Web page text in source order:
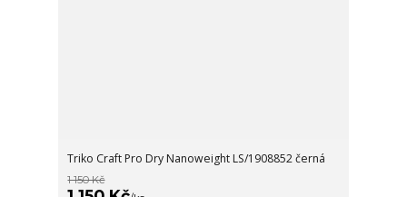
Triko Craft Pro Dry Nanoweight LS/1908852 černá
1 150 Kč